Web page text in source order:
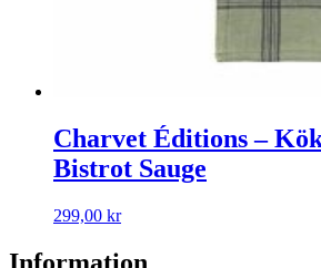
Charvet Éditions –
Bistrot Sauge
299,00 kr